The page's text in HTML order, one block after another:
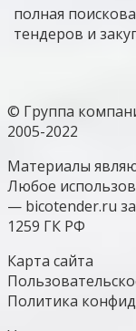
полная
тендеров и
© Группа
2005-2022
Материалы
Любое
— bicotender.ru
1259 ГК РФ
Карта сайта
Политика